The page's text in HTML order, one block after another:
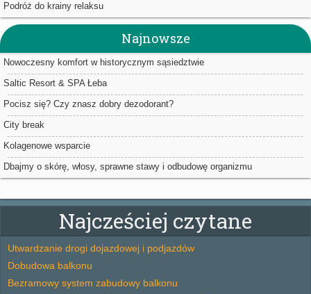
Podróż do krainy relaksu
Najnowsze
Nowoczesny komfort w historycznym sąsiedztwie
Saltic Resort & SPA Łeba
Pocisz się? Czy znasz dobry dezodorant?
City break
Kolagenowe wsparcie
Dbajmy o skórę, włosy, sprawne stawy i odbudowę organizmu
Najcześciej czytane
Utwardzanie drogi dojazdowej i podjazdów
Dobudowa balkonu
Bezramowy system zabudowy balkonu